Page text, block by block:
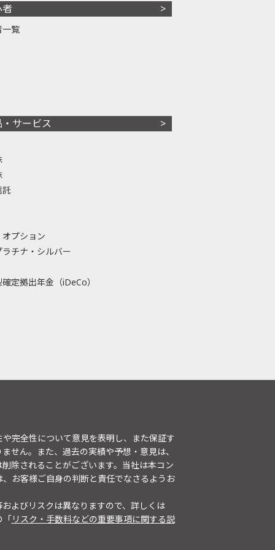
一覧
サービス
託
プション
ラチナ・シルバー
定拠出年金（iDeCo）
完全性について意見を表明し、また保証す
せん。また、過去の実績や予想・意見は、
除されることがございます。当社は本コン
お客様ご自身の判断と責任でなさるようお
よびリスクは異なりますので、詳しくは
「リスク・手数料などの重要事項に関する説